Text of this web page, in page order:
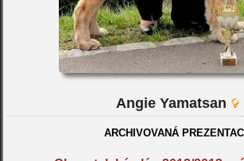
Angie Yamatsan
ARCHIVOVANÁ